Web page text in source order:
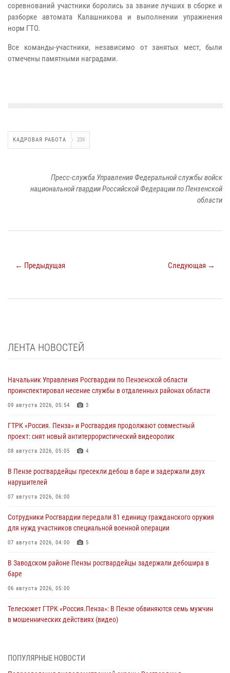
соревнований участники боролись за звание лучших в сборке и
разборке автомата Калашникова и выполнении упражнения
норм ГТО.
Все команды-участники, независимо от занятых мест, были
отмечены памятными наградами.
КАДРОВАЯ РАБОТА 239
Пресс-служба Управления Федеральной службы войск
национальной гвардии Российской Федерации по Пензенской
области
← Предыдущая Следующая →
ЛЕНТА НОВОСТЕЙ
Начальник Управления Росгвардии по Пензенской области
проинспектировал несение службы в отдаленных районах области
09 августа 2026, 05:54 3
ГТРК «Россия. Пенза» и Росгвардия продолжают совместный
проект: снят новый антитеррористический видеоролик
08 августа 2026, 05:05 4
В Пензе росгвардейцы пресекли дебош в баре и задержали двух
нарушителей
07 августа 2026, 06:00
Сотрудники Росгвардии передали 81 единицу гражданского оружия
для нужд участников специальной военной операции
07 августа 2026, 04:00 5
В Заводском районе Пензы росгвардейцы задержали дебошира в
баре
06 августа 2026, 05:00
Телесюжет ГТРК «Россия.Пенза»: В Пензе обвиняются семь мужчин
в мошеннических действиях (видео)
В Заречном росгвардейцы почтили память легендарного генерала
ПОПУЛЯРНЫЕ НОВОСТИ